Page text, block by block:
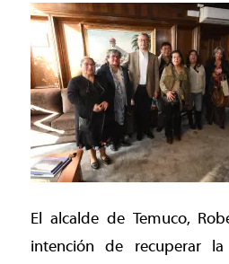
El alcalde de Temuco,
intención de recuperar